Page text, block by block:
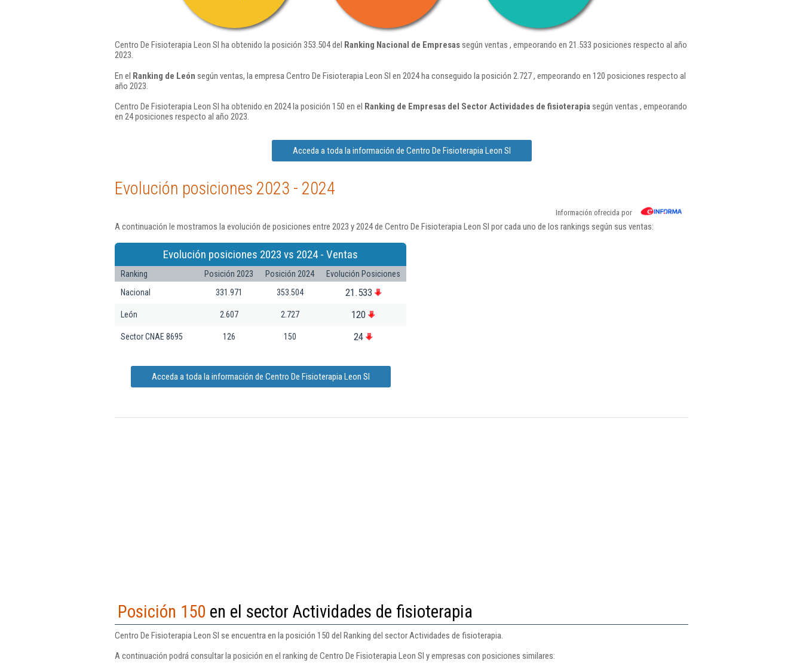
Centro De Fisioterapia Leon Sl ha obtenido la posición 353.504 del Ranking Nacional de Empresassegún ventas , empeorando en 21.533 posiciones respecto al año
2023.
En el Ranking de León según ventas, la empresa Centro De Fisioterapia Leon Sl en 2024 ha conseguido la posición 2.727 , empeorando en 120 posiciones respecto al
año 2023.
Centro De Fisioterapia Leon Sl ha obtenido en 2024 la posición 150 en el Ranking de Empresas del Sector Actividades de fisioterapiasegún ventas , empeorando
en 24 posiciones respecto al año 2023.
Acceda a toda la información de Centro De Fisioterapia Leon Sl
Evolución posiciones 2023 - 2024
Información ofrecida por
A continuación le mostramos la evolución de posiciones entre 2023 y 2024 de Centro De Fisioterapia Leon Sl por cada uno de los rankings según sus ventas:
Evolución posiciones 2023 vs 2024 - Ventas
Ranking Posición 2023 Posición 2024
Evolución Posiciones
Nacional
331.971 353.504 21.533
León 2.607 2.727 120
Sector CNAE 8695 126 150 24
Acceda a toda la información de Centro De Fisioterapia Leon Sl
Posición 150 en el sector Actividades de fisioterapia
Centro De Fisioterapia Leon Sl se encuentra en la posición 150 del Ranking del sector Actividades de fisioterapia.
A continuación podrá consultar la posición en el ranking de Centro De Fisioterapia Leon Sl y empresas con posiciones similares: